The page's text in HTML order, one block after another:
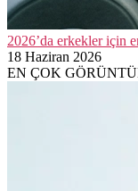
2026’da erkekler için
18 Haziran 2026
EN ÇOK